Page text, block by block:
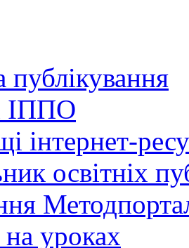
публікування
ІППО
інтернет-
освітніх
уроках